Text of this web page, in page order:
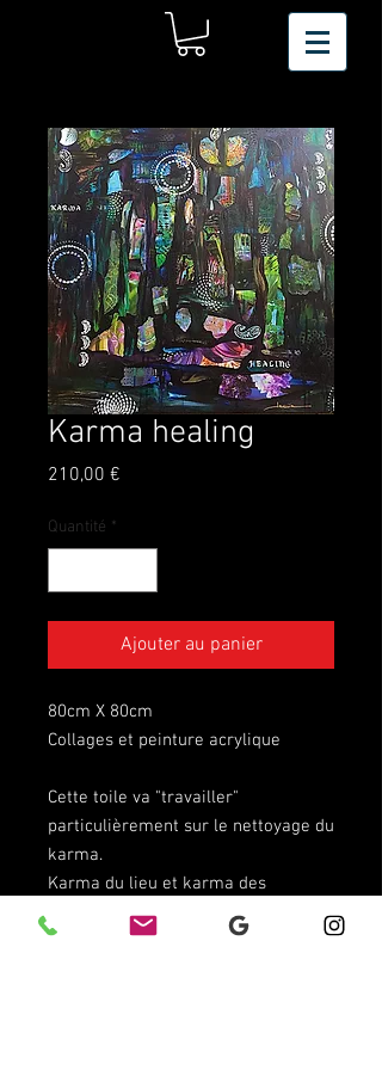
Karma healing
210,00 €
Quantité *
Ajouter au panier
80cm X 80cm
Collages et peinture acrylique
Cette toile va "travailler"
particulièrement sur le nettoyage du
karma.
Karma du lieu et karma des
personnes qui la côtoient.
Elle équilibre les énergies et